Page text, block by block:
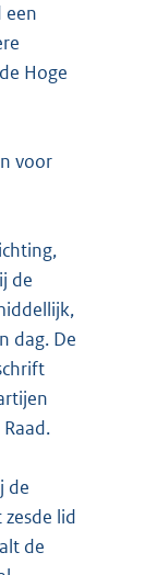
een
Hoge
voor
de
dag. De
de
lid
de